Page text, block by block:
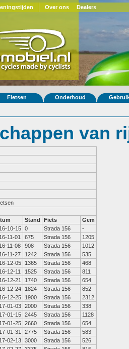
Over ons Dealers
Fietsen Onderhoud
van
Stand Fiets
Gem
10-15 0 Strada 156
-
11-01
675 Strada 156
1205
11-08
908 Strada 156
1012
11-27
1242 Strada 156
535
12-05
1365 Strada 156
468
12-11
1525 Strada 156
811
12-21
1740 Strada 156
654
12-24
1824 Strada 156
852
12-25
1900 Strada 156
2312
01-03 2000 Strada 156
338
01-15 2445 Strada 156
1128
01-25 2660 Strada 156
654
01-31
2775 Strada 156
583
02-13 3000 Strada 156
526